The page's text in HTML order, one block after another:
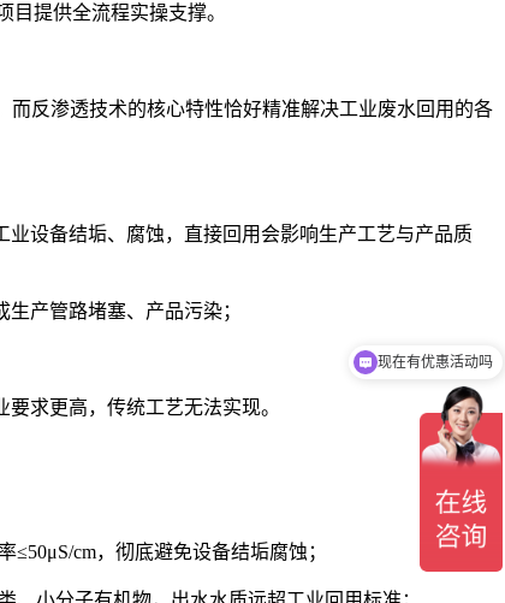
提供全流程实操支撑。
反渗透技术的核心特性恰好精准解决工业废水回用的各
业设备结垢、腐蚀，直接回用会影响生产工艺与产品质
产管路堵塞、产品污染；
求更高，传统工艺无法实现。
cm，彻底避免设备结垢腐蚀；
现在有优惠活动吗